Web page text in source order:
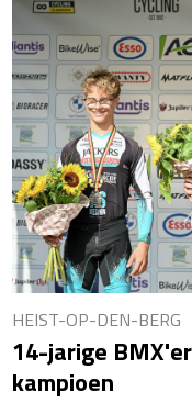
HEIST-OP-DEN-BERG
14-jarige
kampioen